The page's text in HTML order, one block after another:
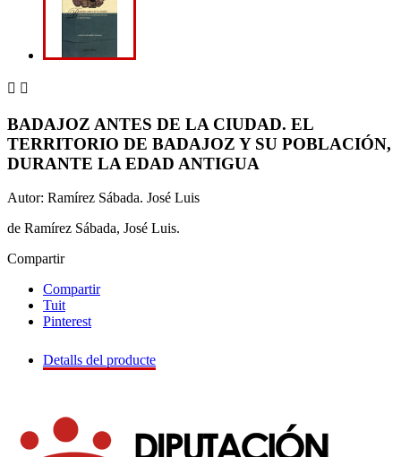
 
BADAJOZ ANTES DE LA CIUDAD. EL
TERRITORIO DE BADAJOZ Y SU POBLACIÓN,
DURANTE LA EDAD ANTIGUA
Autor: Ramírez Sábada. José Luis
de Ramírez Sábada, José Luis.
Compartir
Compartir
Tuit
Pinterest
Detalls del producte